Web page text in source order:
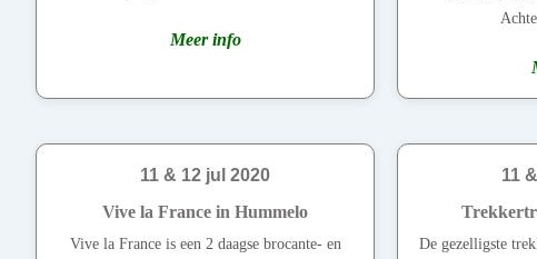
Meer info
11 & 12 jul 2020
Vive la France in Hummelo
Vive la France is een 2 daagse brocante- en
11
De gezelligste